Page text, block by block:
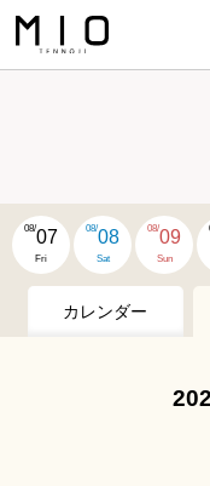
08/07
Fri
08/08
Sat
08/09
Sun
カレンダー